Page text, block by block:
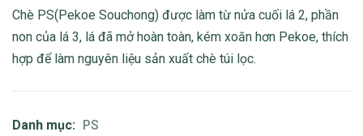
Chè PS(Pekoe Souchong) được làm từ nửa cuối lá 2, phần
non của lá 3, lá đã mở hoàn toàn, kém xoăn hơn Pekoe, thích
hợp để làm nguyên liệu sản xuất chè túi lọc.
Danh mục: PS